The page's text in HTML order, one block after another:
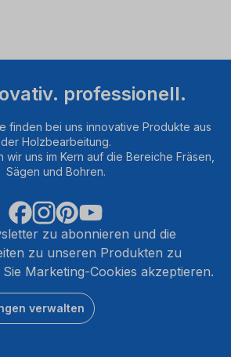
professionell.
finden bei uns innovative Produkte aus
der Holzbearbeitung.
uns im Kern auf die Bereiche Fräsen,
Sägen und Bohren.
zu abonnieren und die
zu unseren Produkten zu
Marketing-Cookies akzeptieren.
verwalten